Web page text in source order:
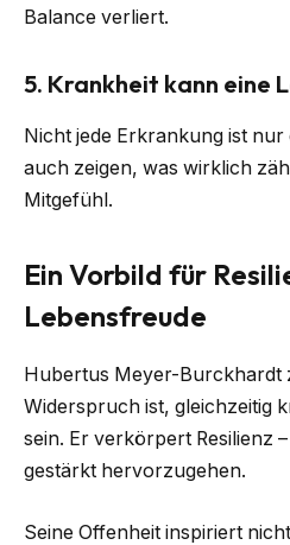
Balance verliert.
5. Krankheit kann eine
Nicht jede Erkrankung ist nur
auch zeigen, was wirklich
Mitgefühl.
Ein Vorbild für
Lebensfreude
Hubertus Meyer-Burckhardt
Widerspruch ist, gleichzeitig
sein. Er verkörpert Resilienz
gestärkt hervorzugehen.
Seine Offenheit inspiriert